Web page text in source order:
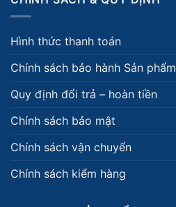
Hình thức thanh toán
Chính sách bảo hành Sản phẩm
Quy định đổi trả – hoàn tiền
Chính sách bảo mật
Chính sách vận chuyển
Chính sách kiểm hàng